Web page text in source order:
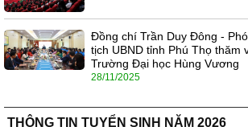
Đồng chí Trần Duy Đông -
tịch UBND tỉnh Phú Thọ thăm
Trường Đại học Hùng Vương
28/11/2025
THÔNG TIN TUYỂN SINH NĂM 2026